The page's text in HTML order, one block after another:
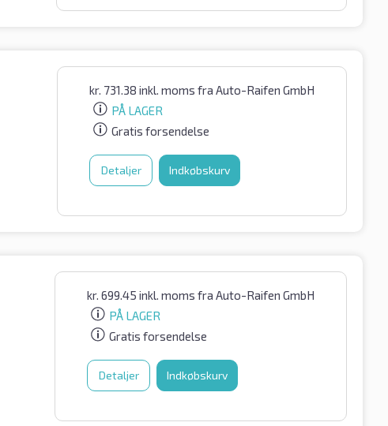
kr. 731.38 inkl. moms fra Auto-Raifen GmbH
PÅ LAGER
Gratis forsendelse
Detaljer Indkøbskurv
kr. 699.45 inkl. moms fra Auto-Raifen GmbH
PÅ LAGER
Gratis forsendelse
Detaljer Indkøbskurv